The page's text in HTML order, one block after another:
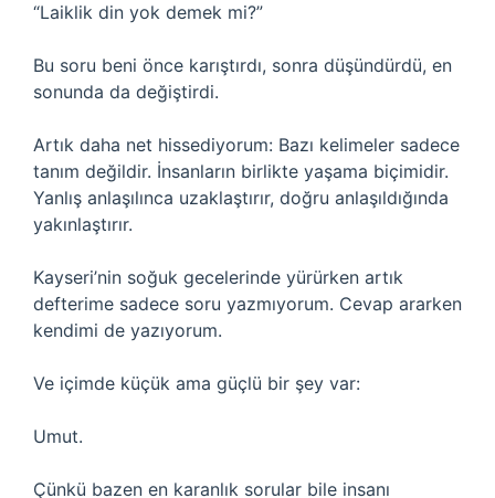
“Laiklik din yok demek mi?”
Bu soru beni önce karıştırdı, sonra düşündürdü, en
sonunda da değiştirdi.
Artık daha net hissediyorum: Bazı kelimeler sadece
tanım değildir. İnsanların birlikte yaşama biçimidir.
Yanlış anlaşılınca uzaklaştırır, doğru anlaşıldığında
yakınlaştırır.
Kayseri’nin soğuk gecelerinde yürürken artık
defterime sadece soru yazmıyorum. Cevap ararken
kendimi de yazıyorum.
Ve içimde küçük ama güçlü bir şey var:
Umut.
Çünkü bazen en karanlık sorular bile insanı